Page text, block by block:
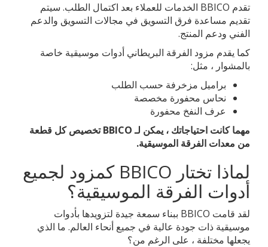
تقدم BBICO الخدمات للعملاء بعد اكتمال الطلب. سيتم
تقديم مساعدة فرق التسويق في مجالات التسويق والدعم
الفني ودعم المنتج.
كما يقدم مزود الفرقة البريطاني أدوات موسيقية خاصة
بالمشوار ، مثل:
براميل مزخرفة حسب الطلب
نحاس محفورة مخصصة
عرف النفخ محفورة
مهما كانت احتياجاتك ، يمكن لـ BBICO تخصيص كل قطعة
من معدات الفرقة الموسيقية.
لماذا تختار BBICO كمزود لجميع
أدوات الفرقة الموسيقية؟
لقد قامت BBICO ببناء سمعة جيدة لتزويدها بأدوات
موسيقية ذات جودة عالية في جميع أنحاء العالم. ما الذي
يجعلها مختلفة ، على الرغم من؟